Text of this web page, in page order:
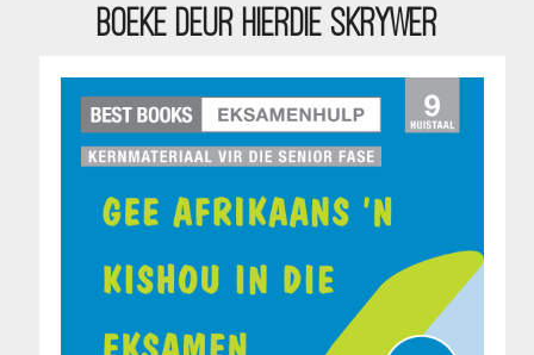
BOEKE DEUR HIERDIE SKRYWER